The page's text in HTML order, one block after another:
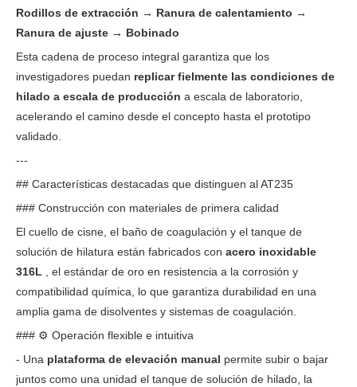
Rodillos de extracción → Ranura de calentamiento →
Ranura de ajuste → Bobinado
Esta cadena de proceso integral garantiza que los
investigadores puedan replicar fielmente las condiciones de
hilado a escala de producción a escala de laboratorio,
acelerando el camino desde el concepto hasta el prototipo
validado.
---
## Características destacadas que distinguen al AT235
### Construcción con materiales de primera calidad
El cuello de cisne, el baño de coagulación y el tanque de
solución de hilatura están fabricados con acero inoxidable
316L
, el estándar de oro en resistencia a la corrosión y
compatibilidad química, lo que garantiza durabilidad en una
amplia gama de disolventes y sistemas de coagulación.
### ⚙ Operación flexible e intuitiva
- Una plataforma de elevación manual permite subir o bajar
juntos como una unidad el tanque de solución de hilado, la